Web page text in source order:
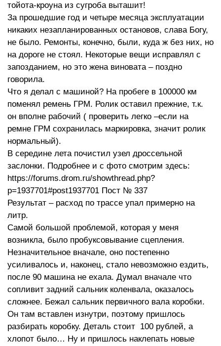
Ходовая часть
АВС
Двигатель
распределенный впрыск, 92
л.с.
тойота-кроуна из сугроба выташит!
За прошедшие год и четыре месяца эксплуатации
никаких незапланированных остановов, слава Богу,
не было. Ремонты, конечно, были, куда ж без них, но
на дороге не стоял. Некоторые вещи исправлял с
запозданием, но это жена виновата – поздно
говорила.
Что я делал с машиной? На пробеге в 100000 км
поменял ремень ГРМ. Ролик оставил прежние, т.к.
он вполне рабочий ( проверить легко –если на
ремне ГРМ сохранилась маркировка, значит ролик
нормальный).
В середине лета почистил узел дроссельной
заслонки. Подробнее и с фото смотрим здесь:
https://forums.drom.ru/showthread.php?
p=1937701#post1937701 Пост № 337
Результат – расход по трассе упал примерно на
литр.
Самой большой проблемой, которая у меня
возникла, было пробуксовывание сцепления.
Незначительное вначале, оно постепенно
усиливалось и, наконец, стало невозможно ездить,
после 90 машина не ехала. Думал вначале что
сопливит задний сальник коленвала, оказалось
сложнее. Бежал сальник первичного вала коробки.
Он там вставлен изнутри, поэтому пришлось
разбирать коробку. Деталь стоит 100 рублей, а
хлопот было… Ну и пришлось наклепать новые